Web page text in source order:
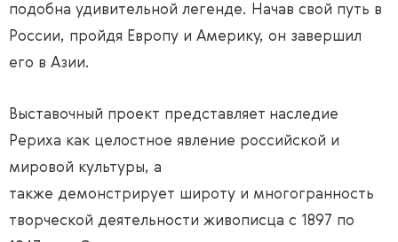
подобна удивительной легенде. Начав свой путь в
России, пройдя Европу и Америку, он завершил
его в Азии.
Выставочный проект представляет наследие
Рериха как целостное явление российской и
мировой культуры, а
также демонстрирует широту и многогранность
творческой деятельности живописца с 1897 по